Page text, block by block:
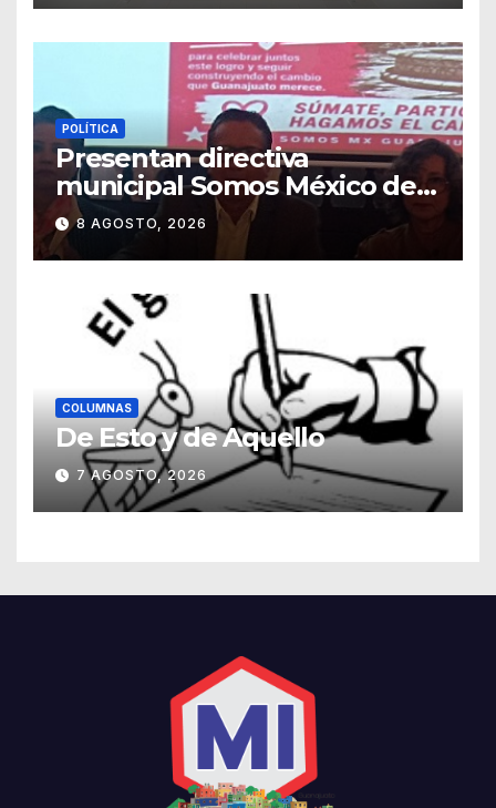
POLÍTICA
Presentan directiva
municipal Somos México de
Guanajuato
8 AGOSTO, 2026
COLUMNAS
De Esto y de Aquello
7 AGOSTO, 2026